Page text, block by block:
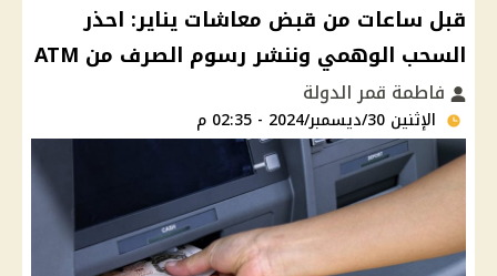
قبل ساعات من قبض معاشات يناير: احذر
السحب الوهمي وننشر رسوم الصرف من ATM
فاطمة قمر الدولة
الإثنين 30/ديسمبر/2024 - 02:35 م